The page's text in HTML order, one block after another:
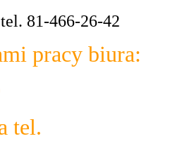
81-466-26-42
pracy biura:
tel.